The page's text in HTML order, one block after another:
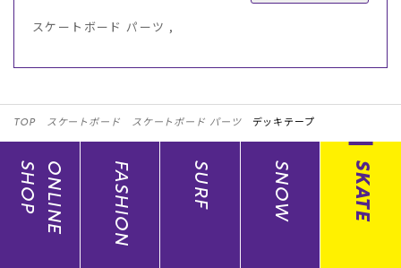
スケートボード パーツ ,
TOP スケートボード スケートボード パーツ デッキテープ
ONLINE
SHOP FASHION SURF SNOW SKATE